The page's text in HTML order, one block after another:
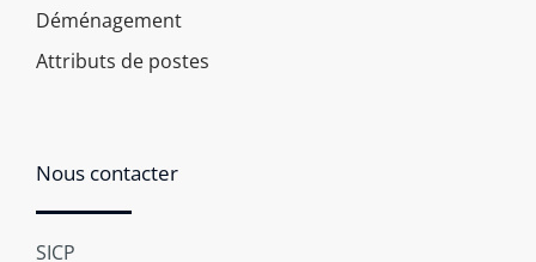
Déménagement
Attributs de postes
Nous contacter
SICP